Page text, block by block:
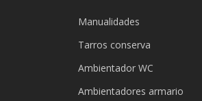
Manualidades
Tarros conserva
Ambientador WC
Ambientadores armario